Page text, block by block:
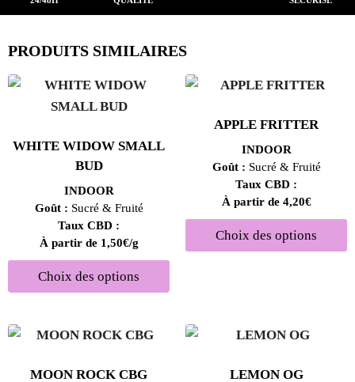
PRODUITS SIMILAIRES
WHITE WIDOW SMALL
BUD
INDOOR
Goût : Sucré & Fruité
Taux CBD :
À partir de 1,50€/g
Choix des options
APPLE FRITTER
INDOOR
Goût : Sucré & Fruité
Taux CBD :
À partir de 4,20€
Choix des options
MOON ROCK CBG LEMON OG